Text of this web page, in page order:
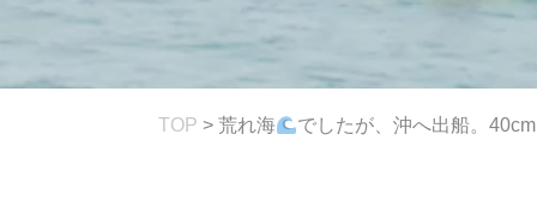
TOP > 荒れ海 でしたが、沖へ出船。